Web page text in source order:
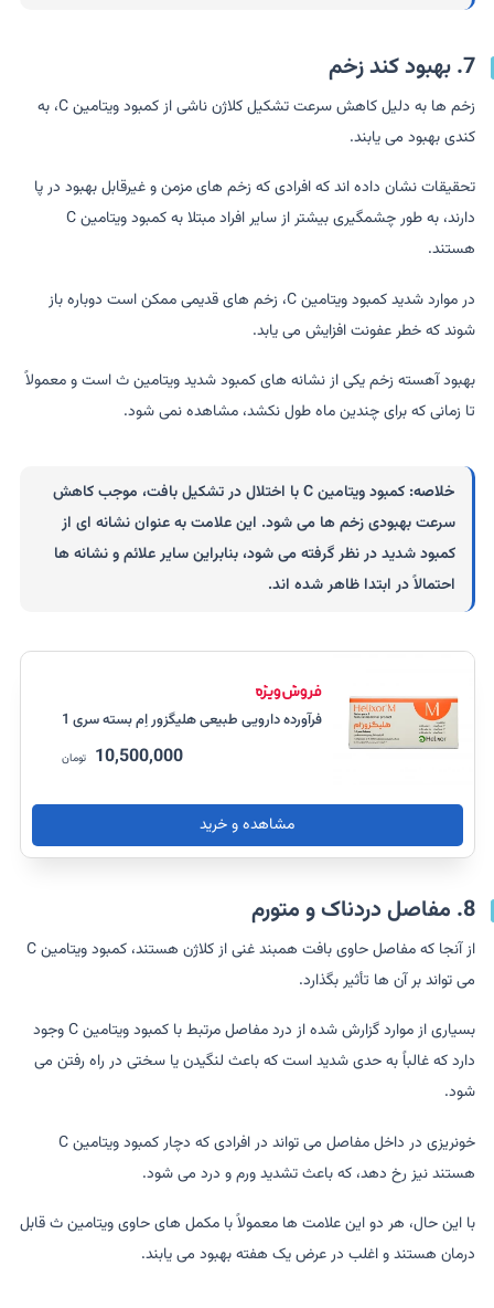
7. بهبود کند زخم
زخم ها به دلیل کاهش سرعت تشکیل کلاژن ناشی از کمبود ویتامین C، به
کندی بهبود می یابند.
تحقیقات نشان داده اند که افرادی که زخم های مزمن و غیرقابل بهبود در پا
دارند، به طور چشمگیری بیشتر از سایر افراد مبتلا به کمبود ویتامین C
هستند.
در موارد شدید کمبود ویتامین C، زخم های قدیمی ممکن است دوباره باز
شوند که خطر عفونت افزایش می یابد.
بهبود آهسته زخم یکی از نشانه های کمبود شدید ویتامین ث است و معمولاً
تا زمانی که برای چندین ماه طول نکشد، مشاهده نمی شود.
خلاصه:
کمبود ویتامین C با اختلال در تشکیل بافت، موجب کاهش
سرعت بهبودی زخم ها می شود. این علامت به عنوان نشانه ای از
کمبود شدید در نظر گرفته می شود، بنابراین سایر علائم و نشانه ها
احتمالاً در ابتدا ظاهر شده اند.
فرآورده دارویی طبیعی هلیگزور اِم بسته سری 1
10,500,000 تومان
مشاهده و خرید
8. مفاصل دردناک و متورم
از آنجا که مفاصل حاوی بافت همبند غنی از کلاژن هستند، کمبود ویتامین C
می تواند بر آن ها تأثیر بگذارد.
بسیاری از موارد گزارش شده از درد مفاصل مرتبط با کمبود ویتامین C وجود
دارد که غالباً به حدی شدید است که باعث لنگیدن یا سختی در راه رفتن می
شود.
خونریزی در داخل مفاصل می تواند در افرادی که دچار کمبود ویتامین C
هستند نیز رخ دهد، که باعث تشدید ورم و درد می شود.
با این حال، هر دو این علامت ها معمولاً با مکمل های حاوی ویتامین ث قابل
درمان هستند و اغلب در عرض یک هفته بهبود می یابند.